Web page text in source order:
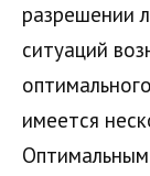
разрешении
ситуаций
имеется